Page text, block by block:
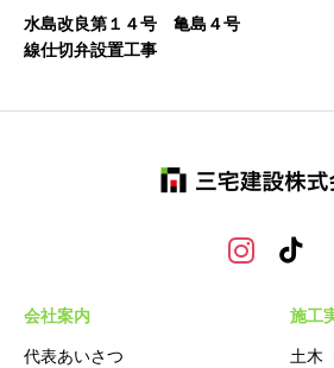
水島改良第１４号 亀島４号
線仕切弁設置工事
会社案内
代表あいさつ
施工
土木